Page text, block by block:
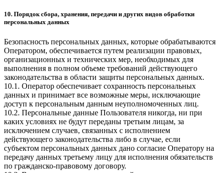
10. Порядок сбора, хранения, передачи и других видов обработки
персональных данных
Безопасность персональных данных, которые обрабатываются
Оператором, обеспечивается путем реализации правовых,
организационных и технических мер, необходимых для
выполнения в полном объеме требований действующего
законодательства в области защиты персональных данных.
10.1. Оператор обеспечивает сохранность персональных
данных и принимает все возможные меры, исключающие
доступ к персональным данным неуполномоченных лиц.
10.2. Персональные данные Пользователя никогда, ни при
каких условиях не будут переданы третьим лицам, за
исключением случаев, связанных с исполнением
действующего законодательства либо в случае, если
субъектом персональных данных дано согласие Оператору на
передачу данных третьему лицу для исполнения обязательств
по гражданско-правовому договору.